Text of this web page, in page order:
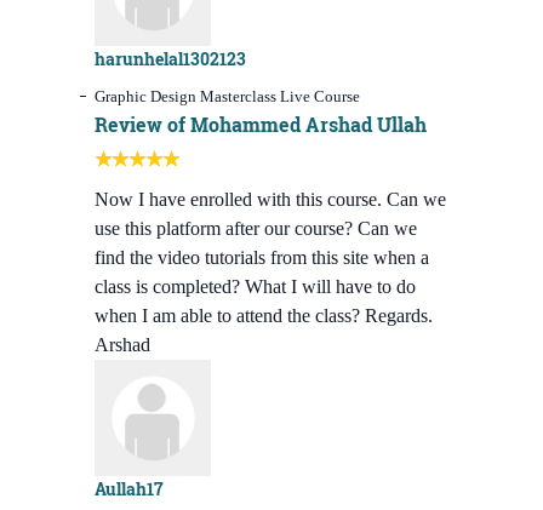
harunhelal1302123
Graphic Design Masterclass Live Course
Review of Mohammed Arshad Ullah
Now I have enrolled with this course. Can we
use this platform after our course? Can we
find the video tutorials from this site when a
class is completed? What I will have to do
when I am able to attend the class? Regards.
Arshad
Aullah17